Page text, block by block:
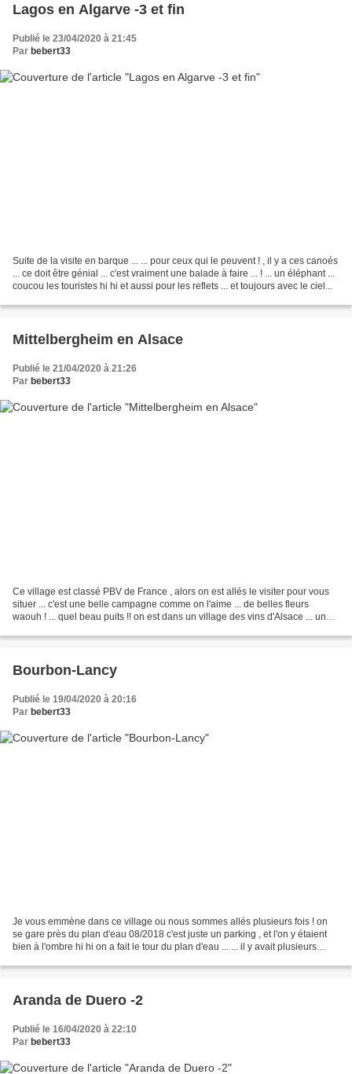
Lagos en Algarve -3 et fin
Publié le 23/04/2020 à 21:45
Par bebert33
Suite de la visite en barque ... ... pour ceux qui le peuvent ! , il y a ces canoés
... ce doit être génial ... c'est vraiment une balade à faire ... ! ... un éléphant ...
coucou les touristes hi hi et aussi pour les reflets ... et toujours avec le ciel...
Mittelbergheim en Alsace
Publié le 21/04/2020 à 21:26
Par bebert33
Ce village est classé PBV de France , alors on est allés le visiter pour vous
situer ... c'est une belle campagne comme on l'aime ... de belles fleurs
waouh ! ... quel beau puits !! on est dans un village des vins d'Alsace ... un
Bourbon-Lancy
Publié le 19/04/2020 à 20:16
Par bebert33
Je vous emmène dans ce village ou nous sommes allés plusieurs fois ! on
se gare près du plan d'eau 08/2018 c'est juste un parking , et l'on y étaient
bien à l'ombre hi hi on a fait le tour du plan d'eau ... ... il y avait plusieurs
Aranda de Duero -2
Publié le 16/04/2020 à 22:10
Par bebert33